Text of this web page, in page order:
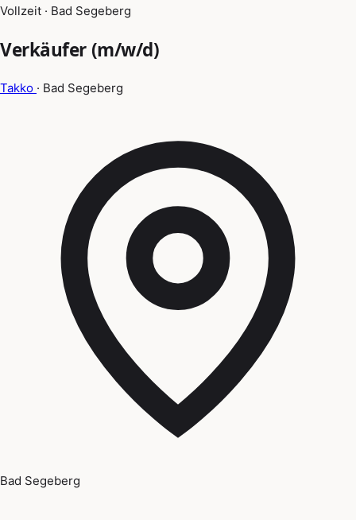
Vollzeit · Bad Segeberg
Verkäufer (m/w/d)
Takko · Bad Segeberg
Bad Segeberg